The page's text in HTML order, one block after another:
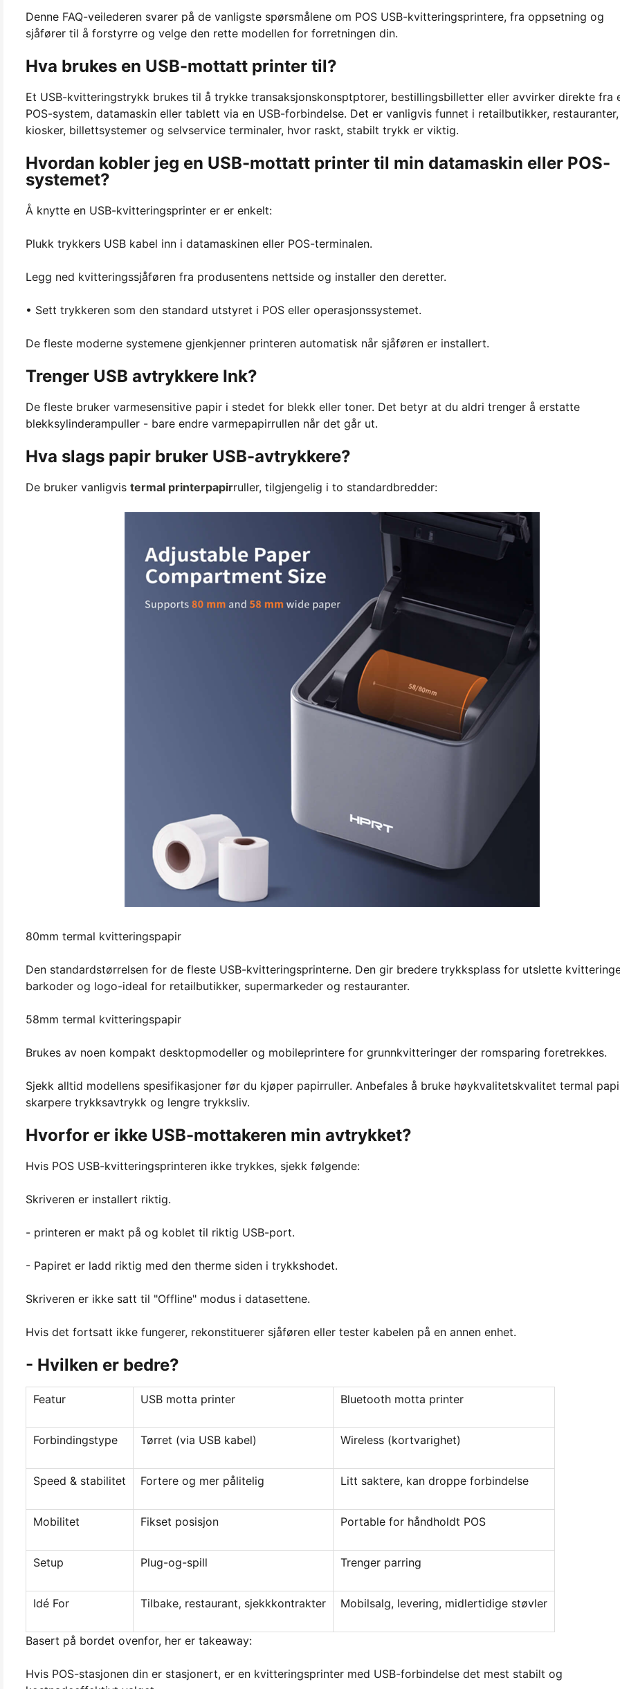
Denne FAQ-veilederen svarer på de vanligste spørsmålene om POS USB-kvitteringsprintere, fra oppsetning og
sjåfører til å forstyrre og velge den rette modellen for forretningen din.
Hva brukes en USB-mottatt printer til?
Et USB-kvitteringstrykk brukes til å trykke transaksjonskonsptptorer, bestillingsbilletter eller avvirker direkte fra
POS-system, datamaskin eller tablett via en USB-forbindelse. Det er vanligvis funnet i retailbutikker, restauranter,
kiosker, billettsystemer og selvservice terminaler, hvor raskt, stabilt trykk er viktig.
Hvordan kobler jeg en USB-mottatt printer til min datamaskin eller POS-
systemet?
Å knytte en USB-kvitteringsprinter er er enkelt:
Plukk trykkers USB kabel inn i datamaskinen eller POS-terminalen.
Legg ned kvitteringssjåføren fra produsentens nettside og installer den deretter.
• Sett trykkeren som den standard utstyret i POS eller operasjonssystemet.
De fleste moderne systemene gjenkjenner printeren automatisk når sjåføren er installert.
Trenger USB avtrykkere Ink?
De fleste bruker varmesensitive papir i stedet for blekk eller toner. Det betyr at du aldri trenger å erstatte
blekksylinderampuller - bare endre varmepapirrullen når det går ut.
Hva slags papir bruker USB-avtrykkere?
De bruker vanligvis termal printerpapirruller, tilgjengelig i to standardbredder:
80mm termal kvitteringspapir
Den standardstørrelsen for de fleste USB-kvitteringsprinterne. Den gir bredere trykksplass for utslette
barkoder og logo-ideal for retailbutikker, supermarkeder og restauranter.
58mm termal kvitteringspapir
Brukes av noen kompakt desktopmodeller og mobileprintere for grunnkvitteringer der romsparing foretrekkes.
Sjekk alltid modellens spesifikasjoner før du kjøper papirruller. Anbefales å bruke høykvalitetskvalitet termal
skarpere trykksavtrykk og lengre trykksliv.
Hvorfor er ikke USB-mottakeren min avtrykket?
Hvis POS USB-kvitteringsprinteren ikke trykkes, sjekk følgende:
Skriveren er installert riktig.
- printeren er makt på og koblet til riktig USB-port.
- Papiret er ladd riktig med den therme siden i trykkshodet.
Skriveren er ikke satt til "Offline" modus i datasettene.
Hvis det fortsatt ikke fungerer, rekonstituerer sjåføren eller tester kabelen på en annen enhet.
- Hvilken er bedre?
Featur USB motta printer Bluetooth motta printer
Forbindingstype Tørret (via USB kabel) Wireless (kortvarighet)
Speed & stabilitet Fortere og mer pålitelig Litt saktere, kan droppe forbindelse
Mobilitet Fikset posisjon Portable for håndholdt POS
Setup Plug-og-spill Trenger parring
Idé For Tilbake, restaurant, sjekkkontrakter Mobilsalg, levering, midlertidige støvler
Basert på bordet ovenfor, her er takeaway:
Hvis POS-stasjonen din er stasjonert, er en kvitteringsprinter med USB-forbindelse det mest stabilt og